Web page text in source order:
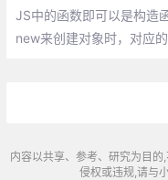
JS中的函数即可以是构造
new来创建对象时，对应
内容以共享、参考、研究为目
侵权或违规,请与